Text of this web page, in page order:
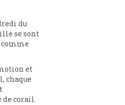
du
se sont
et
chaque
de corail.